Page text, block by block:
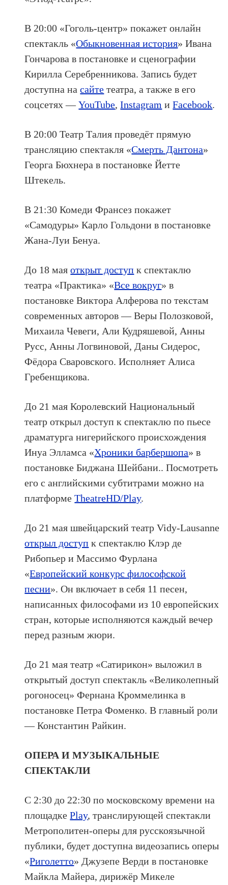
В 20:00 «Гоголь-центр» покажет онлайн
спектакль «Обыкновенная история» Ивана
Гончарова в постановке и сценографии
Кирилла Серебренникова. Запись будет
доступна насайте театра, а также в его
соцсетях —YouTube,Instagram иFacebook.
В 20:00 Театр Талия проведёт прямую
трансляцию спектакля «Смерть Дантона»
Георга Бюхнера в постановке Йетте
Штекель.
В 21:30 Комеди Франсез покажет
«Самодуры» Карло Гольдони в постановке
Жана-Луи Бенуа.
До 18 маяоткрыт доступ к спектаклю
театра «Практика» «Все вокруг» в
постановке Виктора Алферова по текстам
современных авторов — Веры Полозковой,
Михаила Чевеги, Али Кудряшевой, Анны
Русс, Анны Логвиновой, Даны Сидерос,
Фёдора Сваровского. Исполняет Алиса
Гребенщикова.
До 21 мая Королевский Национальный
театр открыл доступ к спектаклю по пьесе
драматурга нигерийского происхождения
Инуа Элламса «Хроники барбершопа» в
постановке Биджана Шейбани.. Посмотреть
его с английскими субтитрами можно на
платформеTheatreHD/Play.
До 21 мая швейцарский театр Vidy-Lausanne
открыл доступ к спектаклю Клэр де
Рибопьер и Массимо Фурлана
«Европейский конкурс философской
песни». Он включает в себя 11 песен,
написанных философами из 10 европейских
стран, которые исполняются каждый вечер
перед разным жюри.
До 21 мая театр «Сатирикон» выложил в
открытый доступ спектакль «Великолепный
рогоносец» Фернана Кроммелинка в
постановке Петра Фоменко. В главный роли
— Константин Райкин.
ОПЕРА И МУЗЫКАЛЬНЫЕ
СПЕКТАКЛИ
С 2:30 до 22:30 по московскому времени на
площадкеPlay, транслирующей спектакли
Метрополитен-оперы для русскоязычной
публики, будет доступна видеозапись оперы
«Риголетто» Джузепе Верди в постановке
Майкла Майера, дирижёр Микеле